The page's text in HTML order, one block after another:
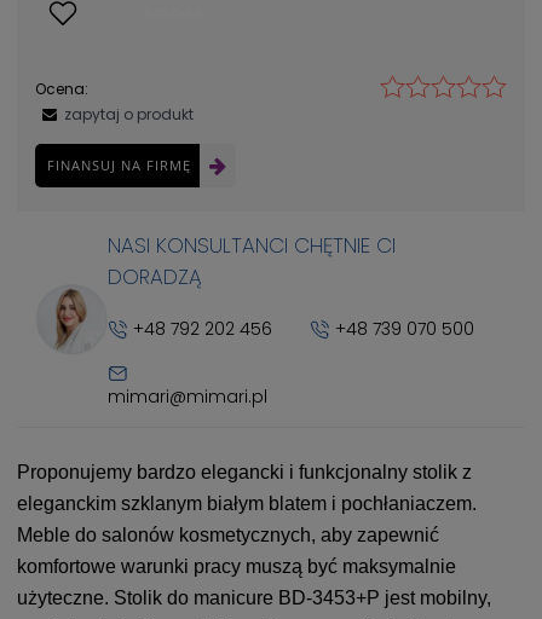
Ocena:
zapytaj o produkt
FINANSUJ NA FIRMĘ
NASI KONSULTANCI CHĘTNIE CI
DORADZĄ
+48 792 202 456 +48 739 070 500
mimari@mimari.pl
Proponujemy bardzo elegancki i funkcjonalny stolik z
eleganckim szklanym białym blatem i pochłaniaczem.
Meble do salonów kosmetycznych, aby zapewnić
komfortowe warunki pracy muszą być maksymalnie
użyteczne. Stolik do manicure BD-3453+P jest mobilny,